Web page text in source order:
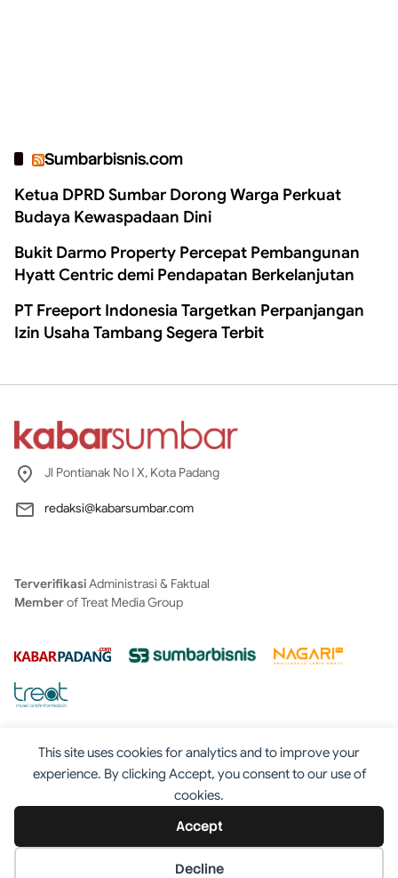
This site uses cookies for analytics and to improve your
experience. By clicking Accept, you consent to our use of
cookies.
Accept
Decline
Sumbarbisnis.com
Ketua DPRD Sumbar Dorong Warga Perkuat
Budaya Kewaspadaan Dini
Bukit Darmo Property Percepat Pembangunan
Hyatt Centric demi Pendapatan Berkelanjutan
PT Freeport Indonesia Targetkan Perpanjangan
Izin Usaha Tambang Segera Terbit
Jl Pontianak No I X, Kota Padang
redaksi@kabarsumbar.com
TerverifikasiAdministrasi & Faktual
Memberof Treat Media Group
Tentang Redaksi Kontak Disclaimer
Iklan